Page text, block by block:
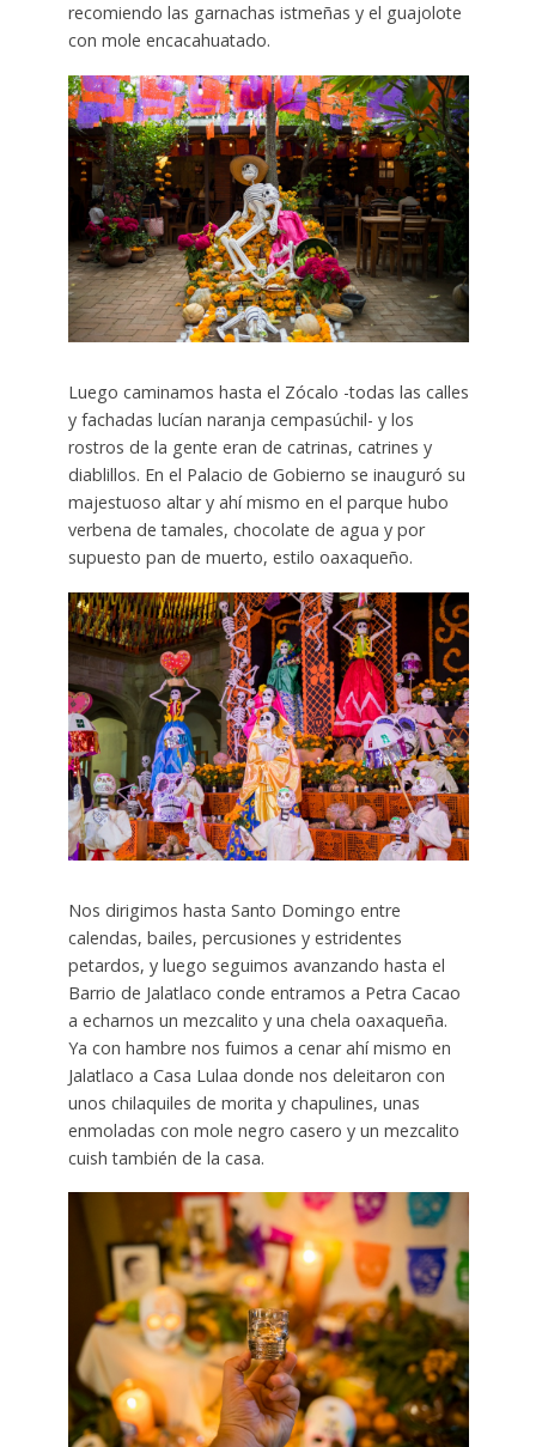
recomiendo las garnachas istmeñas y el guajolote
con mole encacahuatado.
Luego caminamos hasta el Zócalo -todas las calles
y fachadas lucían naranja cempasúchil- y los
rostros de la gente eran de catrinas, catrines y
diablillos. En el Palacio de Gobierno se inauguró su
majestuoso altar y ahí mismo en el parque hubo
verbena de tamales, chocolate de agua y por
supuesto pan de muerto, estilo oaxaqueño.
Nos dirigimos hasta Santo Domingo entre
calendas, bailes, percusiones y estridentes
petardos, y luego seguimos avanzando hasta el
Barrio de Jalatlaco conde entramos a Petra Cacao
a echarnos un mezcalito y una chela oaxaqueña.
Ya con hambre nos fuimos a cenar ahí mismo en
Jalatlaco a Casa Lulaa donde nos deleitaron con
unos chilaquiles de morita y chapulines, unas
enmoladas con mole negro casero y un mezcalito
cuish también de la casa.